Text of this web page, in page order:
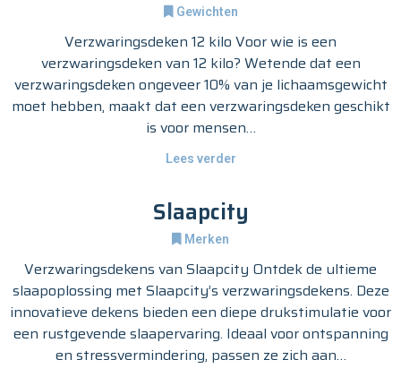
Gewichten
Verzwaringsdeken 12 kilo Voor wie is een
verzwaringsdeken van 12 kilo? Wetende dat een
verzwaringsdeken ongeveer 10% van je lichaamsgewicht
moet hebben, maakt dat een verzwaringsdeken geschikt
is voor mensen…
Lees verder
Slaapcity
Merken
Verzwaringsdekens van Slaapcity Ontdek de ultieme
slaapoplossing met Slaapcity’s verzwaringsdekens. Deze
innovatieve dekens bieden een diepe drukstimulatie voor
een rustgevende slaapervaring. Ideaal voor ontspanning
en stressvermindering, passen ze zich aan…